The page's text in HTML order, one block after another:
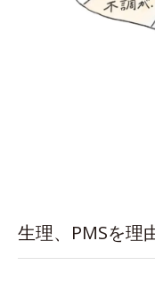
生理、PMSを理